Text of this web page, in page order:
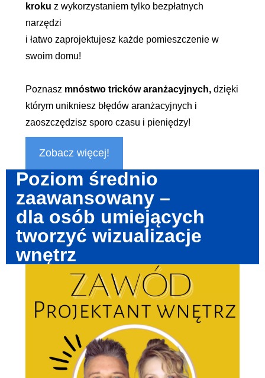
kroku z wykorzystaniem tylko bezpłatnych
narzędzi
i łatwo zaprojektujesz każde pomieszczenie w
swoim domu!
Poznasz mnóstwo tricków aranżacyjnych,dzięki
którym unikniesz błędów aranżacyjnych i
zaoszczędzisz sporo czasu i pieniędzy!
Zobacz więcej!
Poziom średnio
zaawansowany –
dla osób umiejących
tworzyć wizualizacje
wnętrz